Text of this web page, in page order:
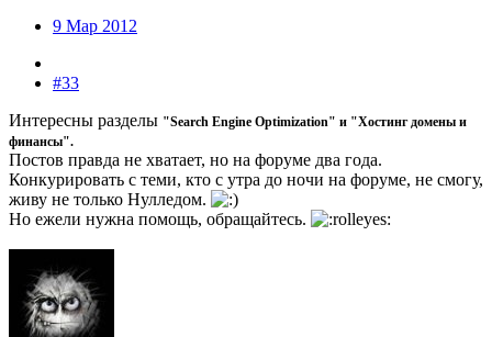
9 Мар 2012
#33
Интересны разделы "Search Engine Optimization" и "Хостинг домены и
финансы".
Постов правда не хватает, но на форуме два года.
Конкурировать с теми, кто с утра до ночи на форуме, не смогу,
живу не только Нулледом.
Но ежели нужна помощь, обращайтесь.